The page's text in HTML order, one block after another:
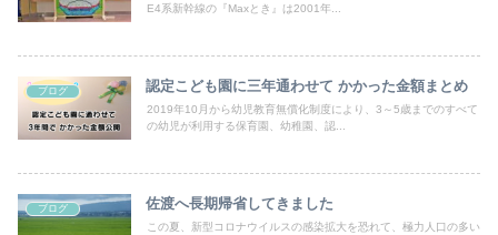
E4系新幹線の『Maxとき』は2001年...
ブログ 認定こども園に三年通わせて かかった金額まとめ
2019年10月から幼児教育無償化制度により、3～5歳までのすべて
の幼児が利用する保育園、幼稚園、認...
ブログ 佐渡へ長期帰省してきました
この夏、新型コロナウイルスの感染拡大を恐れて、極力人口の多い